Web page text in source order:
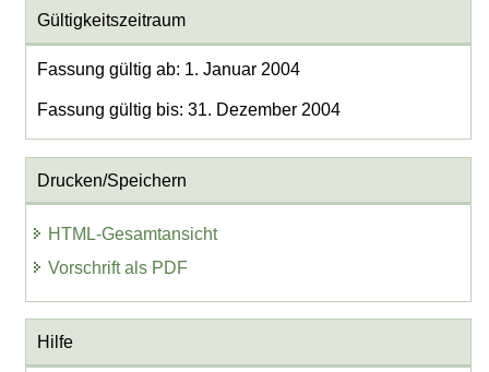
Gültigkeitszeitraum
Fassung gültig ab: 1. Januar 2004
Fassung gültig bis: 31. Dezember 2004
Drucken/Speichern
HTML-Gesamtansicht
Vorschrift als PDF
Hilfe